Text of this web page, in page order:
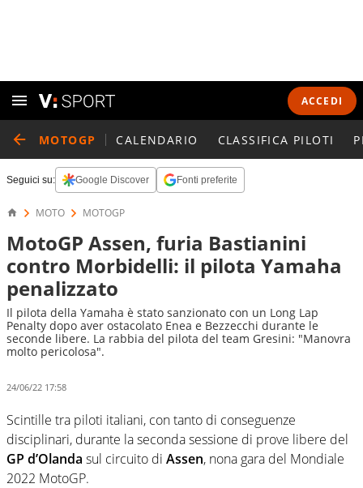
ACCEDI
MOTOGP CALENDARIO CLASSIFICA PILOTI
Seguici su: Google Discover Fonti preferite
MOTO MOTOGP
MotoGP Assen, furia Bastianini
contro Morbidelli: il pilota Yamaha
penalizzato
Il pilota della Yamaha è stato sanzionato con un Long Lap
Penalty dopo aver ostacolato Enea e Bezzecchi durante le
seconde libere. La rabbia del pilota del team Gresini: "Manovra
molto pericolosa".
24/06/22 17:58
Scintille tra piloti italiani, con tanto di conseguenze
disciplinari, durante la seconda sessione di prove libere del
GP d’Olanda sul circuito di Assen, nona gara del Mondiale
2022 MotoGP.